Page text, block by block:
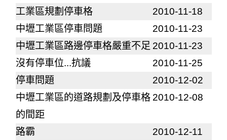
工業區規劃停車格
2010-11-18
中壢工業區停車問題
2010-11-23
中壢工業區路邊停車格嚴重不足 2010-11-23
沒有停車位...抗議
2010-11-25
停車問題
2010-12-02
中壢工業區的道路規劃及停車格
的間距
2010-12-08
路霸
2010-12-11